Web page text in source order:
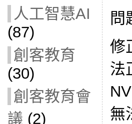
人工智慧AI
(87)
創客教育
(30)
創客教育會
議 (2)
問
修
法
無